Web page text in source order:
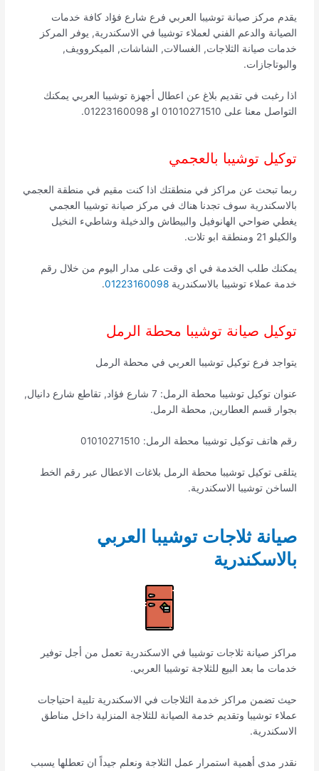
يقدم مركز صيانة توشيبا العربي فرع شارع فؤاد كافة خدمات
الصيانة والدعم الفني لعملاء توشيبا في الاسكندرية, يوفر المركز
خدمات صيانة الثلاجات, الغسالات, الشاشات, الميكروويف,
والبوتاجازات.
اذا رغبت في تقديم بلاغ عن اعطال أجهزة توشيبا العربي يمكنك
التواصل معنا على 01010271510 او 01223160098.
توكيل توشيبا بالعجمي
ربما تبحث عن مراكز في منطقتك اذا كنت مقيم في منطقة العجمي
بالاسكندرية سوف تجدنا هناك في مركز صيانة توشيبا العجمي
يغطي ضواحي الهانوفيل والبيطاش والدخيلة وشاطيء النخيل
والكيلو 21 ومنطقة ابو تلات.
يمكنك طلب الخدمة في اي وقت على مدار اليوم من خلال رقم
خدمة عملاء توشيبا بالاسكندرية01223160098
.
توكيل صيانة توشيبا محطة الرمل
يتواجد فرع توكيل توشيبا العربي في محطة الرمل
عنوان توكيل توشيبا محطة الرمل: 7 شارع فؤاد, تقاطع شارع دانيال,
بجوار قسم العطارين, محطة الرمل.
رقم هاتف توكيل توشيبا محطة الرمل: 01010271510
يتلقى توكيل توشيبا محطة الرمل بلاغات الاعطال عبر رقم الخط
الساخن توشيبا الاسكندرية.
صيانة ثلاجات توشيبا العربي
بالاسكندرية
مراكز صيانة ثلاجات توشيبا في الاسكندرية تعمل من أجل توفير
خدمات ما بعد البيع للثلاجة توشيبا العربي.
حيث تضمن مراكز خدمة الثلاجات في الاسكندرية تلبية احتياجات
عملاء توشيبا وتقديم خدمة الصيانة للثلاجة المنزلية داخل مناطق
الاسكندرية.
نقدر مدى أهمية استمرار عمل الثلاجة ونعلم جيداً ان تعطلها يسبب